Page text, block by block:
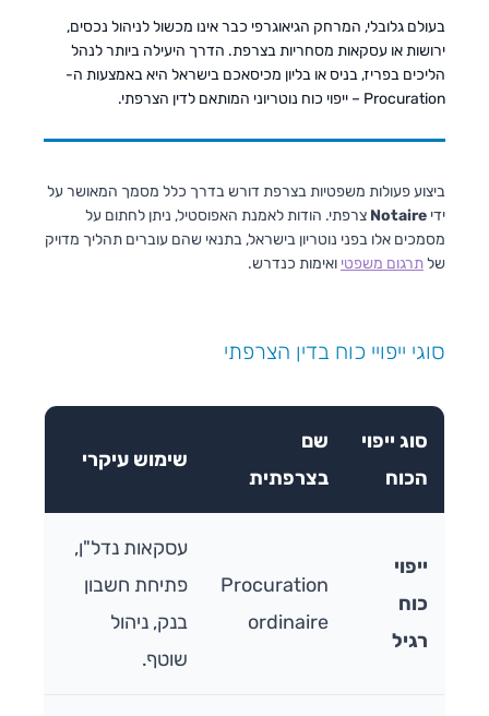
בעולם גלובלי, המרחק הגיאוגרפי כבר אינו מכשול לניהול נכסים,
ירושות או עסקאות מסחריות בצרפת. הדרך היעילה ביותר לנהל
הליכים בפריז, בניס או בליון מכיסאכם בישראל היא באמצעות ה-
Procuration – ייפוי כוח נוטריוני המותאם לדין הצרפתי.
ביצוע פעולות משפטיות בצרפת דורש בדרך כלל מסמך המאושר על
ידי Notaire צרפתי. הודות לאמנת האפוסטיל, ניתן לחתום על
מסמכים אלו בפני נוטריון בישראל, בתנאי שהם עוברים תהליך מדויק
שלתרגום משפטי ואימות כנדרש.
סוגי ייפויי כוח בדין הצרפתי
סוג ייפוי
הכוח
שם
בצרפתית
שימוש עיקרי
ייפוי
כוח
רגיל
Procuration
ordinaire
עסקאות נדל"ן,
פתיחת חשבון
בנק, ניהול
שוטף.